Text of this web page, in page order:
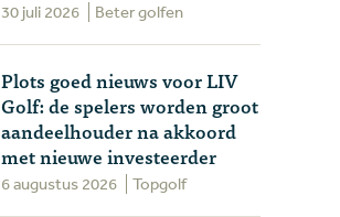
30 juli 2026 Beter golfen
Plots goed nieuws voor LIV
Golf: de spelers worden groot
aandeelhouder na akkoord
met nieuwe investeerder
6 augustus 2026 Topgolf